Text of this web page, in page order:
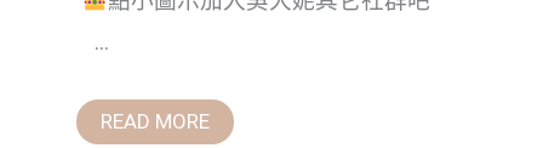
...
READ MORE